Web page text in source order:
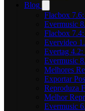
Blog
Flacbox
Evermusic
Flacbox
Evervideo
Evertag 4.2:
Evermusic
Melhores
Exportar
Reproduza
Melhor
Evermusic